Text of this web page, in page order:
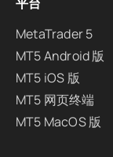
MetaTrader 5
MT5 Android 版
MT5 iOS 版
MT5 网页终端
MT5 MacOS 版